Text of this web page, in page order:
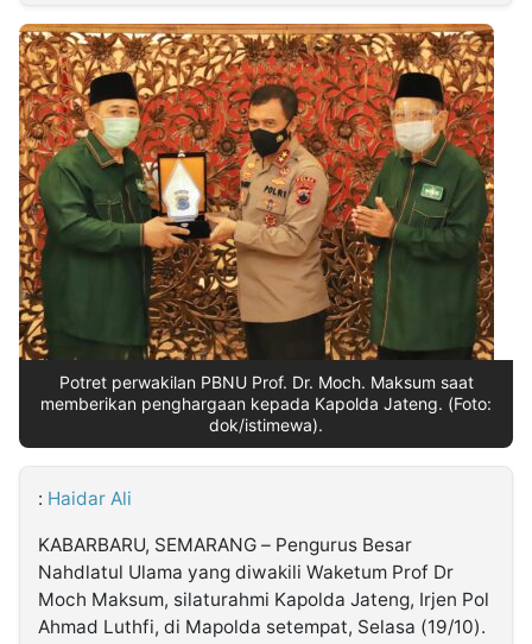
INDONESIA
Partner
Insight
NTB
Suara
Time
Lens
IDN
Daily
Jogja
Jalan
Rakyat
Idealita
News
Kita
Notice
Radar
Baru
Seedbacklink
Follow
Kabarbaru
Kabarbaru.co
2026
Potret perwakilan PBNU Prof. Dr. Moch. Maksum saat
memberikan penghargaan kepada Kapolda Jateng. (Foto:
dok/istimewa).
: Haidar Ali
KABARBARU, SEMARANG – Pengurus Besar
Nahdlatul Ulama yang diwakili Waketum Prof Dr
Moch Maksum, silaturahmi Kapolda Jateng, Irjen Pol
Ahmad Luthfi, di Mapolda setempat, Selasa (19/10).